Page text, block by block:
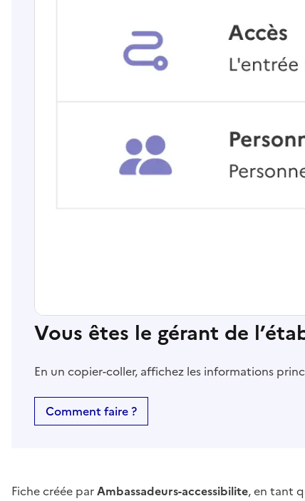
Vous êtes le gérant de
En un copier-coller, affichez les informations
Comment faire ?
Fiche créée parAmbassadeurs-accessibilite, en tant